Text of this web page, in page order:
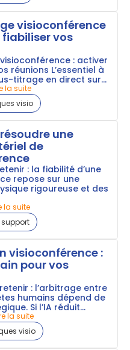
visioconférence
vos
: activer
réunions L’essentiel à
titrage en direct sur...
visio
une
de
: la fiabilité d’une
repose sur une
rigoureuse et des
visioconférence :
pour vos
: l’arbitrage entre
humains dépend de
Si l’IA réduit...
visio